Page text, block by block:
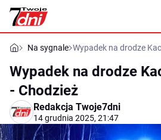
Na sygnale Wypadek na drodze
Wypadek na drodze
- Chodzież
Redakcja Twoje7dni
14 grudnia 2025, 21:47